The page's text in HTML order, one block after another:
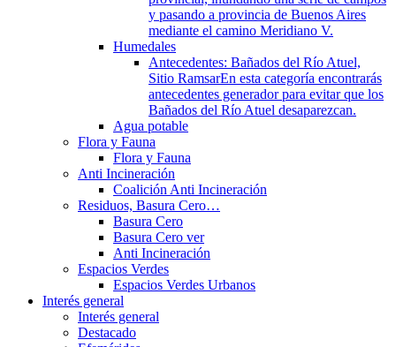
y pasando a provincia de Buenos Aires
mediante el camino Meridiano V.
Humedales
Antecedentes: Bañados del Río Atuel,
Sitio RamsarEn esta categoría encontrarás
antecedentes generador para evitar que los
Bañados del Río Atuel desaparezcan.
Agua potable
Flora y Fauna
Flora y Fauna
Anti Incineración
Coalición Anti Incineración
Residuos, Basura Cero…
Basura Cero
Basura Cero ver
Anti Incineración
Espacios Verdes
Espacios Verdes Urbanos
Interés general
Interés general
Destacado